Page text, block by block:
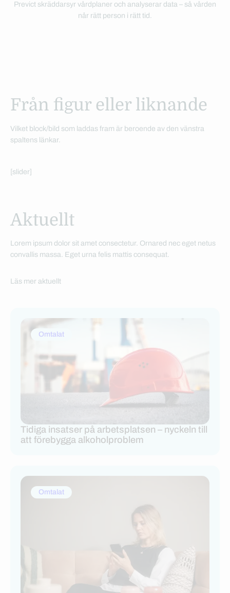
Previct skräddarsyr vårdplaner och analyserar data – så vården
når rätt person i rätt tid.
Från figur eller liknande
Vilket block/bild som laddas fram är beroende av den vänstra
spaltens länkar.
[slider]
Aktuellt
Lorem ipsum dolor sit amet consectetur. Ornared nec eget netus
convallis massa. Eget urna felis mattis consequat.
Läs mer aktuellt
Omtalat
Tidiga insatser på arbetsplatsen – nyckeln till
att förebygga alkoholproblem
Omtalat